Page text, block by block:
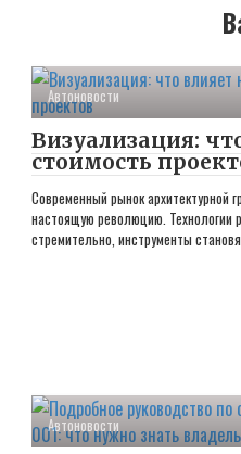
Автоновости
Визуализация:
стоимость
Современный рынок архитектурной
настоящую революцию. Технологии
стремительно, инструменты
Автоновости